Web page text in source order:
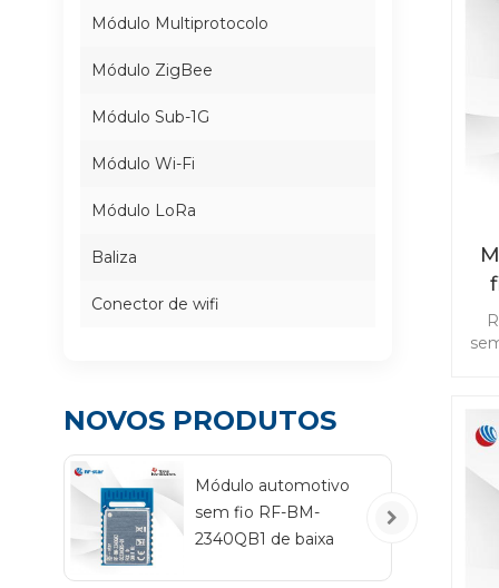
Módulo Multiprotocolo
Módulo ZigBee
Módulo Sub-1G
Módulo Wi-Fi
Módulo LoRa
Baliza
Conector de wifi
NOVOS PRODUTOS
Módulo automotivo
sem fio RF-BM-
2340QB1 de baixa